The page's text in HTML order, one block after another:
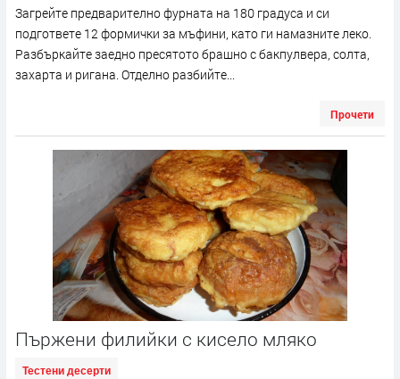
Загрейте предварително фурната на 180 градуса и си
подгответе 12 формички за мъфини, като ги намазните леко.
Разбъркайте заедно пресятото брашно с бакпулвера, солта,
захарта и ригана. Отделно разбийте...
Прочети
Пържени филийки с кисело мляко
Тестени десерти